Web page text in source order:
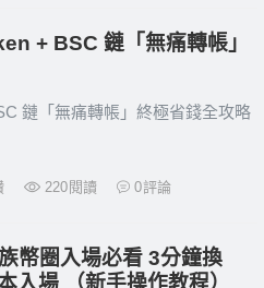
+ BSC 鏈「無痛轉帳」
鏈「無痛轉帳」終極省錢全攻略
220 閱讀 0評論
幣圈入場必看 3分鐘換
入場 （新手操作教程）